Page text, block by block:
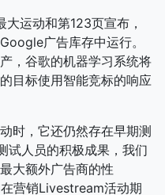
运动和第123页宣布，
广告库存中运行。
，谷歌的机器学习系统将
目标使用智能竞标的响应
时，它还仍然存在早期测
试人员的积极成果，我们
大额外广告商的性
营销Livestream活动期